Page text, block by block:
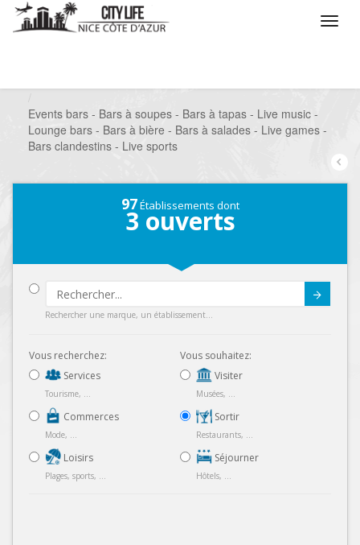
Events bars - Bars à soupes - Bars à tapas - Live music -
Lounge bars - Bars à bière - Bars à salades - Live games -
Bars clandestins - Live sports
97Établissements dont
3 ouverts
Rechercher une marque, un établissement...
Vous recherchez:
Services
Tourisme, ...
Commerces
Mode, ...
Loisirs
Plages, sports, ...
Vous souhaitez:
Visiter
Musées, ...
Sortir
Restaurants, ...
Séjourner
Hôtels, ...